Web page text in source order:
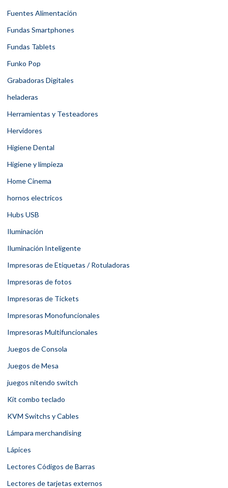
Fuentes Alimentación
Fundas Smartphones
Fundas Tablets
Funko Pop
Grabadoras Digitales
heladeras
Herramientas y Testeadores
Hervidores
Higiene Dental
Higiene y limpieza
Home Cinema
hornos electricos
Hubs USB
Iluminación
Iluminación Inteligente
Impresoras de Etiquetas / Rotuladoras
Impresoras de fotos
Impresoras de Tickets
Impresoras Monofuncionales
Impresoras Multifuncionales
Juegos de Consola
Juegos de Mesa
juegos nitendo switch
Kit combo teclado
KVM Switchs y Cables
Lámpara merchandising
Lápices
Lectores Códigos de Barras
Lectores de tarjetas externos